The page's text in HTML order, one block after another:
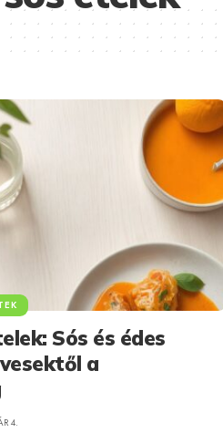
Sós és édes
a
4.